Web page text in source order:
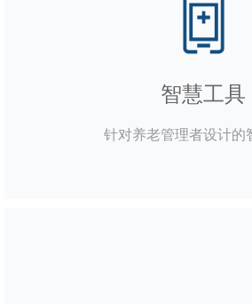
针对养老管理者设计的
智慧工具